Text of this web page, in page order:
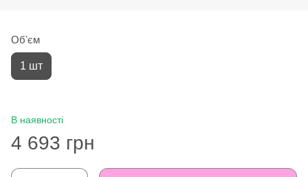
Обʼєм
1 шт
В наявності
4 693 грн